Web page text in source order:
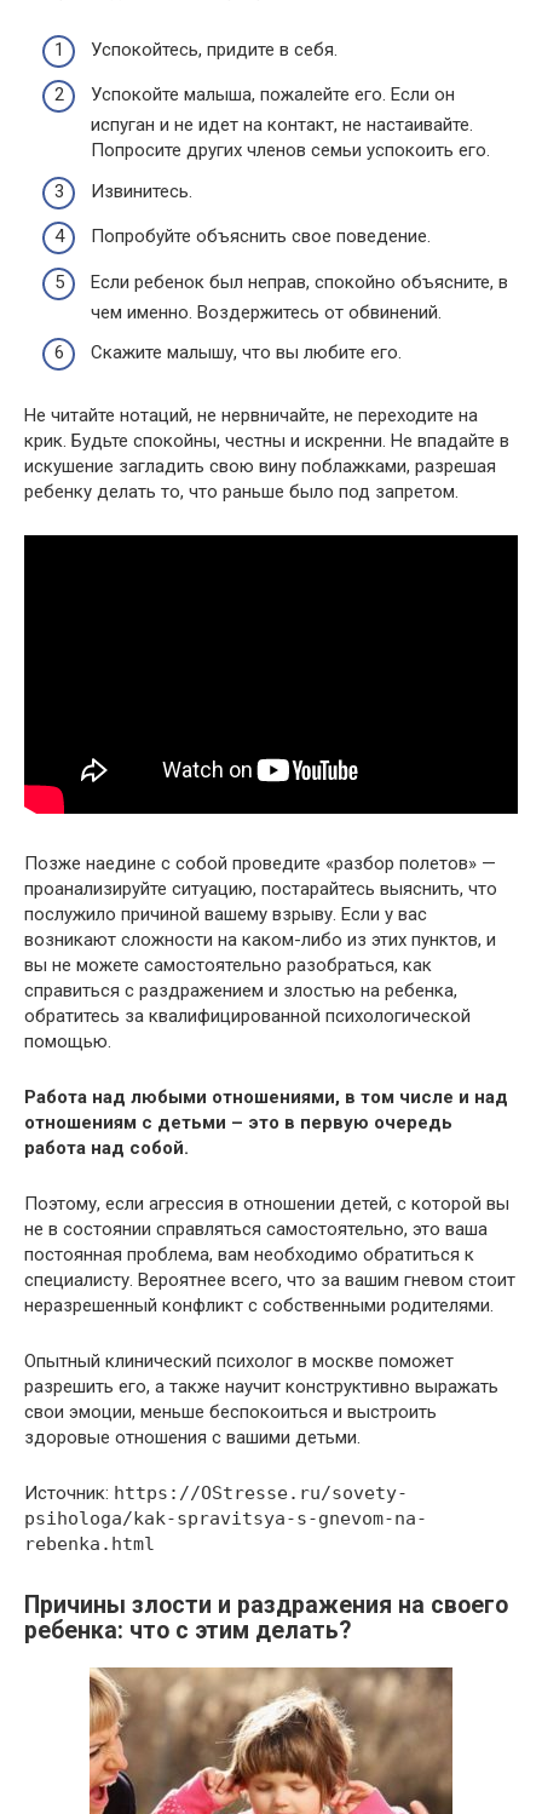
Успокойтесь, придите в себя.
Успокойте малыша, пожалейте его. Если он
испуган и не идет на контакт, не настаивайте.
Попросите других членов семьи успокоить его.
Извинитесь.
Попробуйте объяснить свое поведение.
Если ребенок был неправ, спокойно объясните, в
чем именно. Воздержитесь от обвинений.
Скажите малышу, что вы любите его.
Не читайте нотаций, не нервничайте, не переходите на
крик. Будьте спокойны, честны и искренни. Не впадайте в
искушение загладить свою вину поблажками, разрешая
ребенку делать то, что раньше было под запретом.
Позже наедине с собой проведите «разбор полетов» —
проанализируйте ситуацию, постарайтесь выяснить, что
послужило причиной вашему взрыву. Если у вас
возникают сложности на каком-либо из этих пунктов, и
вы не можете самостоятельно разобраться, как
справиться с раздражением и злостью на ребенка,
обратитесь за квалифицированной психологической
помощью.
Работа над любыми отношениями, в том числе и над
отношениям с детьми – это в первую очередь
работа над собой.
Поэтому, если агрессия в отношении детей, с которой вы
не в состоянии справляться самостоятельно, это ваша
постоянная проблема, вам необходимо обратиться к
специалисту. Вероятнее всего, что за вашим гневом стоит
неразрешенный конфликт с собственными родителями.
Опытный клинический психолог в москве поможет
разрешить его, а также научит конструктивно выражать
свои эмоции, меньше беспокоиться и выстроить
здоровые отношения с вашими детьми.
Источник: https://OStresse.ru/sovety-
psihologa/kak-spravitsya-s-gnevom-na-
rebenka.html
Причины злости и раздражения на своего
ребенка: что с этим делать?